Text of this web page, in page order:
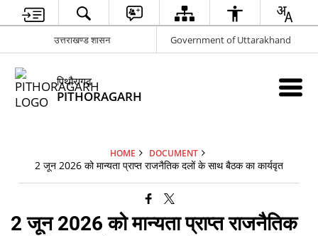
उत्तराखण्ड शासन Government of Uttarakhand
पिथौरागढ़
PITHORAGARH
HOME DOCUMENT
2 जून 2026 को मान्यता प्राप्त राजनैतिक दलों के साथ बैठक का कार्यवृत
2 जून 2026 को मान्यता प्राप्त राजनैतिक